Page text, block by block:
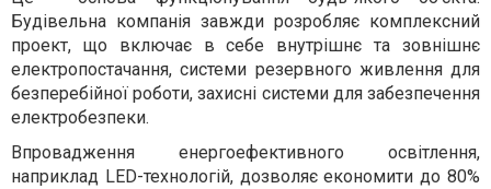
Будівельна компанія завжди розробляє комплексний
проект, що включає в себе внутрішнє та зовнішнє
електропостачання, системи резервного живлення для
безперебійної роботи, захисні системи для забезпечення
електробезпеки.
Впровадження енергоефективного освітлення,
наприклад LED-технологій, дозволяє економити до 80%